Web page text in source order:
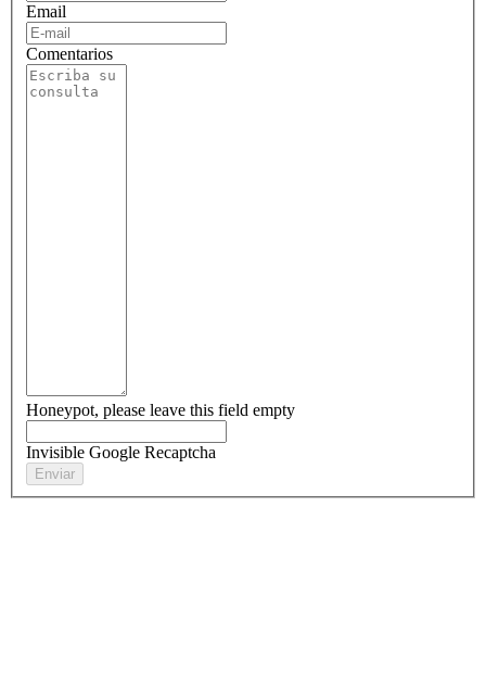
Email
Comentarios
Honeypot, please leave this field empty
Invisible Google Recaptcha